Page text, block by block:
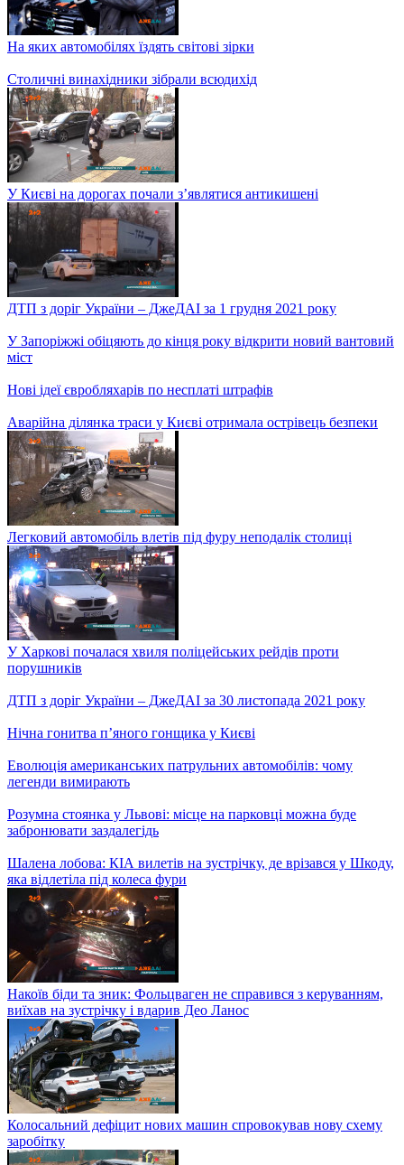
Як характер людини впливає на її стиль водіння: хто
справжній психопат за кермом
Водій таксі на шаленій швидкості наздогнав КІА: останній
злетів з дороги й врізався в стіну будинку
Чому досі ніхто не може зупинити тіньових паркувальників
Добірка найдивніших ділянок на харківських вулицях, де
знаки суперечать логіці
Україна вперше візьме участь в ралі Монте-Карло Класік: як
підготувались команди
На яких автомобілях їздять світові зірки
Столичні винахідники зібрали всюдихід
У Києві на дорогах почали з’являтися антикишені
ДТП з доріг України – ДжеДАІ за 1 грудня 2021 року